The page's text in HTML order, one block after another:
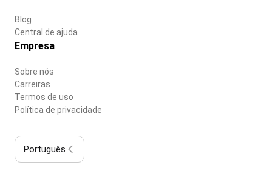
Blog
Central de ajuda
Empresa
Sobre nós
Carreiras
Termos de uso
Política de privacidade
Português